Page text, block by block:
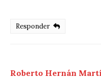
Responder
Roberto Hernán